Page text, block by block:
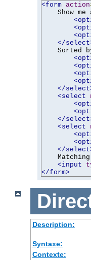
<form action
Show me
</
Sorted
</
<select
</
<select
</
    Matching
<input
</form>
Description:
Syntaxe:
Contexte: